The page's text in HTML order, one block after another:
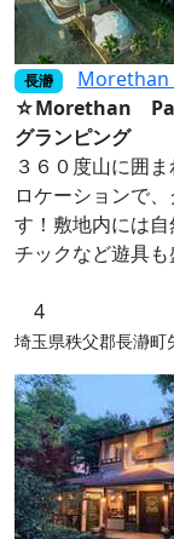
長瀞
☆Morethan
グランピング
３６０度山に囲
ロケーションで
す！敷地内には
チックなど遊具
4
埼玉県秩父郡長瀞町